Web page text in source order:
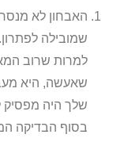
האבחון לא
שמובילה לפתרון.
למרות שרוב
שאעשה, היא
שלך היה מפסיק
בסוף הבדיקה